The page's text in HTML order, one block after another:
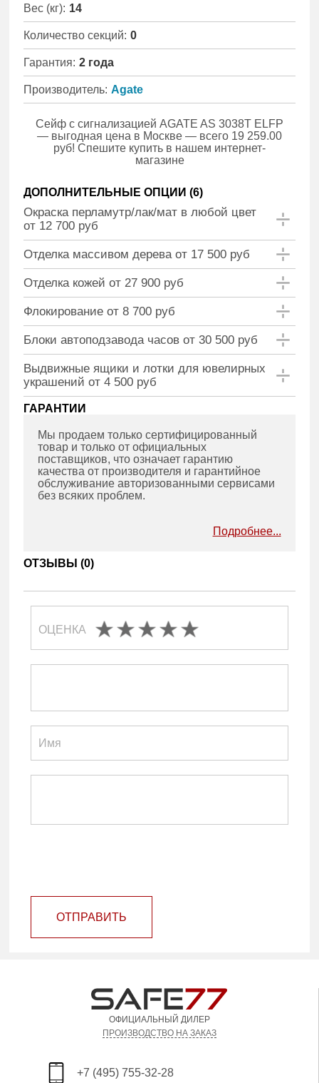
Вес (кг): 14
Количество секций: 0
Гарантия: 2 года
Производитель: Agate
Сейф с сигнализацией AGATE AS 3038T ELFP
— выгодная цена в Москве — всего 19 259.00
руб! Спешите купить в нашем интернет-
магазине
ДОПОЛНИТЕЛЬНЫЕ ОПЦИИ (6)
Окраска перламутр/лак/мат в любой цвет
от 12 700 руб
Отделка массивом дерева от 17 500 руб
Отделка кожей от 27 900 руб
Флокирование от 8 700 руб
Блоки автоподзавода часов от 30 500 руб
Выдвижные ящики и лотки для ювелирных
украшений от 4 500 руб
ГАРАНТИИ
Мы продаем только сертифицированный
товар и только от официальных
поставщиков, что означает гарантию
качества от производителя и гарантийное
обслуживание авторизованными сервисами
без всяких проблем.
Подробнее...
ОТЗЫВЫ (0)
ОЦЕНКА
ОТПРАВИТЬ
ОФИЦИАЛЬНЫЙ ДИЛЕР
ПРОИЗВОДСТВО НА ЗАКАЗ
+7 (495) 755-32-28